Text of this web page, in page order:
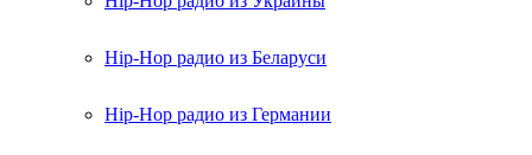
Hip-Hop радио из Беларуси
Hip-Hop радио из Германии